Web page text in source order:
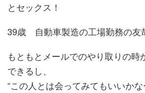
とセックス！
39歳 自動車製造の工場勤務の友
もともとメールでのやり取りの時
できるし、
“この人とは会ってみてもいいか